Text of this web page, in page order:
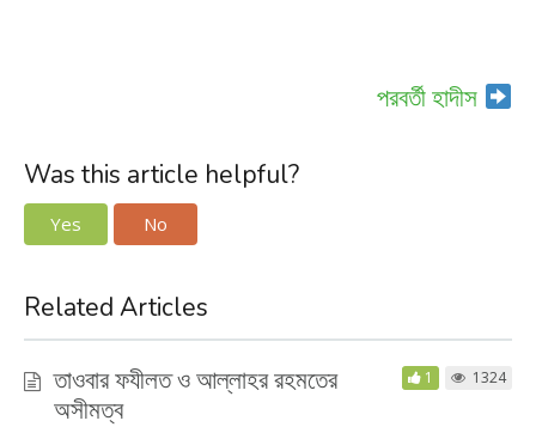
পরবর্তী হাদীস
Was this article helpful?
Yes No
Related Articles
তাওবার ফযীলত ও আল্লাহর রহমতের
অসীমত্ব
1 1324